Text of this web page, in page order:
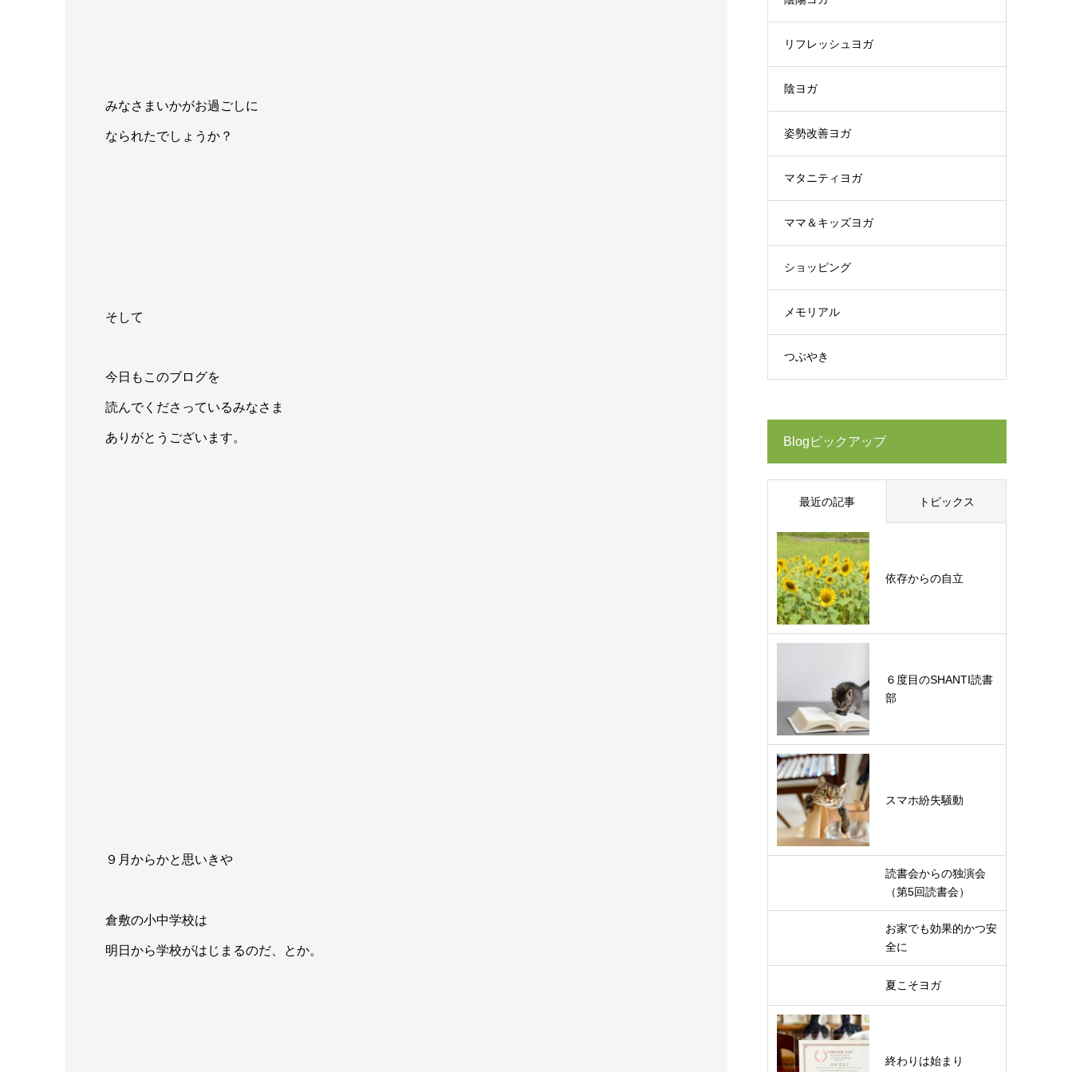
みなさまいかがお過ごしに
なられたでしょうか？
そして
今日もこのブログを
読んでくださっているみなさま
ありがとうございます。
９月からかと思いきや
倉敷の小中学校は
明日から学校がはじまるのだ、とか。
リフレッシュヨガ
陰ヨガ
姿勢改善ヨガ
マタニティヨガ
ママ＆キッズヨガ
ショッピング
メモリアル
つぶやき
Blogピックアップ
最近の記事 トピックス
依存からの自立
６度目のSHANTI読書
部
スマホ紛失騒動
読書会からの独演会
（第5回読書会）
お家でも効果的かつ安
全に
夏こそヨガ
終わりは始まり